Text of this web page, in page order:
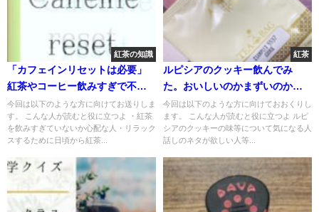
紅茶の知識
「カフェインリセットは必要」
紅茶やコーヒー飲みすぎで不安
になる？￼
今回は以下のような方に向けてお送りしま
す。 こんな人が読むと役に立つよ ・紅茶
を飲みすぎていないか心配な人・リラック
スするために日頃から紅茶...
紅茶
ルピシアのクッキー飲んでみ
た。おいしいのかまずいのか検
証だ
今回は以下のような方に向けておおくりし
ます。 こんな人が読むと役に立つよ ルピ
シアのクッキーの味等について気になる人
話しのネタが欲しい人等...